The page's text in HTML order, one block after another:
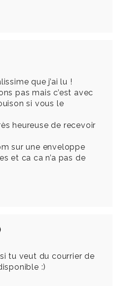
que j’ai lu !
pas mais c’est avec
si vous le
heureuse de recevoir
sur une enveloppe
et ca ca n’a pas de
tu veut du courrier de
:)